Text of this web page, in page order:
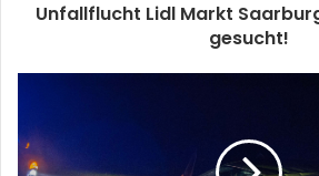
Unfallflucht Lidl Markt
gesucht!